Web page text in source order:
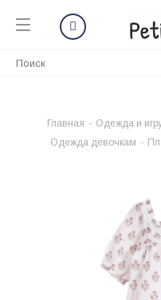
Главная - Одежда и
Одежда девочкам -